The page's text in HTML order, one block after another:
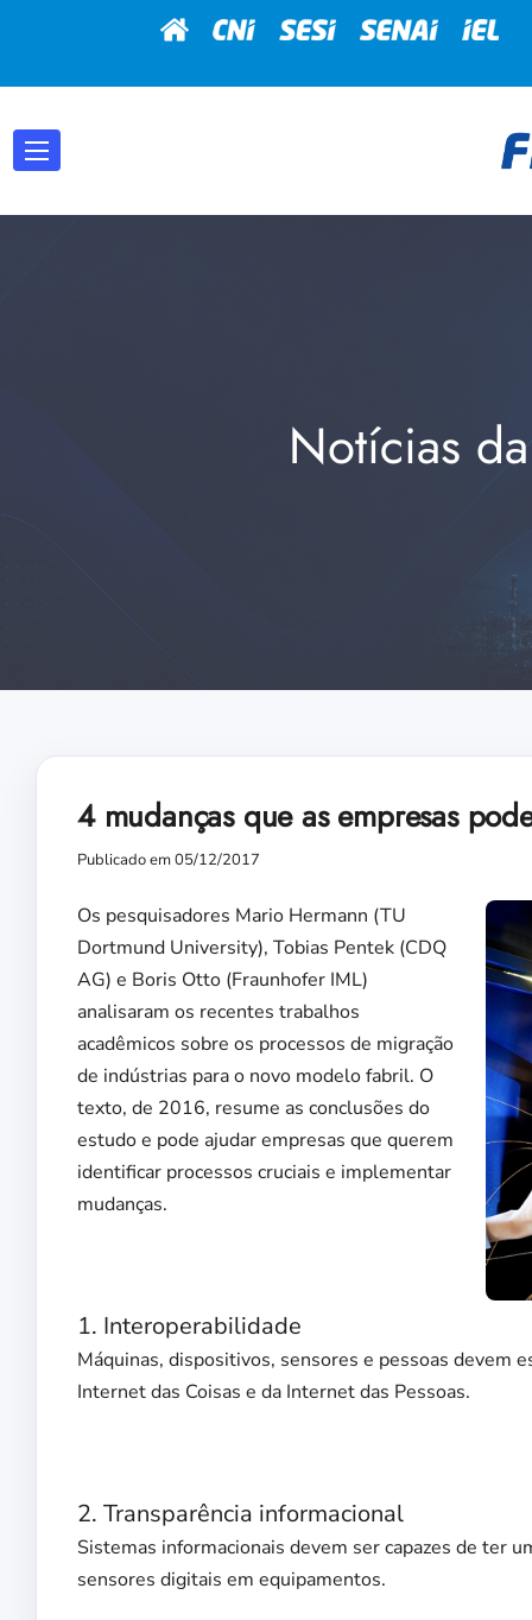
Notícias
4 mudanças que as empresas
Publicado em 05/12/2017
Os pesquisadores Mario Hermann (TU
Dortmund University), Tobias Pentek (CDQ
AG) e Boris Otto (Fraunhofer IML)
analisaram os recentes trabalhos
acadêmicos sobre os processos de migração
de indústrias para o novo modelo fabril. O
texto, de 2016, resume as conclusões do
estudo e pode ajudar empresas que querem
identificar processos cruciais e implementar
mudanças.
1. Interoperabilidade
Máquinas, dispositivos, sensores e pessoas devem
Internet das Coisas e da Internet das Pessoas.
2. Transparência informacional
Sistemas informacionais devem ser capazes de ter
sensores digitais em equipamentos.